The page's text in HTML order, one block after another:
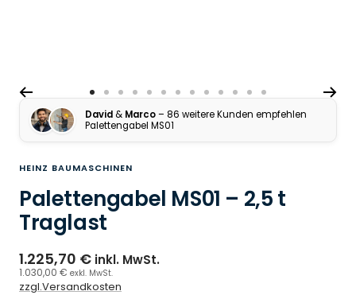
Zur Slide 1 gehen
Zur Slide 2 gehen
Zur Slide 3 gehen
Zur Slide 4 gehen
Zur Slide 5 gehen
Zur Slide 6 gehen
Zur Slide 7 gehen
Zur Slide 8 gehen
Zur Slide 9 gehen
Zur Slide 10 gehen
Zur Slide 11 gehen
Zur Slide 12 gehen
Zur Slide 13
David & Marco
Palettengabel MS01
HEINZ BAUMASCHINEN
Palettengabel MS01 – 2,5 t
Traglast
1.225,70 € inkl. MwSt.
1.030,00 € exkl. MwSt.
zzgl.Versandkosten